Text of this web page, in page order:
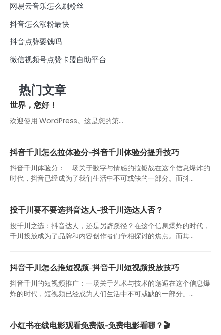
网易云音乐怎么刷粉丝
抖音怎么涨粉最快
抖音点赞要钱吗
微信视频号点赞卡盟自助平台
热门文章
世界，您好！
欢迎使用 WordPress。这是您的第…
抖音千川怎么拉体验分-抖音千川体验分提升技巧
抖音千川体验分：一场关于数字与情感的拉锯战在这个信息爆炸的
时代，抖音已经成为了我们生活中不可或缺的一部分。而抖...
投千川要不要选抖音达人-投千川选达人否？
投千川之选：抖音达人，还是另辟蹊径？在这个信息爆炸的时代，
千川投放成为了品牌和内容创作者们争相探讨的焦点。而其...
抖音千川怎么推短视频-抖音千川短视频投放技巧
抖音千川的短视频推广：一场关于艺术与技术的邂逅在这个信息爆
炸的时代，短视频已经成为人们生活中不可或缺的一部分。...
小红书在线电影观看免费版-免费电影看哪？🎬